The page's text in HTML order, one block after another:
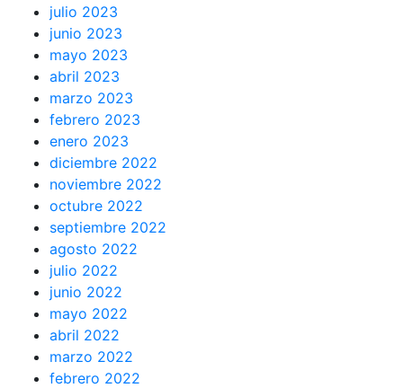
julio 2023
junio 2023
mayo 2023
abril 2023
marzo 2023
febrero 2023
enero 2023
diciembre 2022
noviembre 2022
octubre 2022
septiembre 2022
agosto 2022
julio 2022
junio 2022
mayo 2022
abril 2022
marzo 2022
febrero 2022